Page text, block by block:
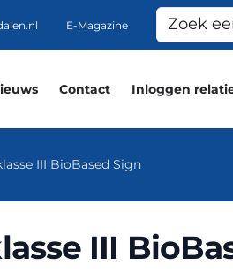
E-Magazine
Contact Inloggen
III BioBased Sign
III